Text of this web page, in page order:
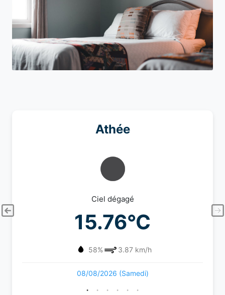
Athée
Ciel dégagé
15.76°C
58% 3.87 km/h
08/08/2026 (Samedi)